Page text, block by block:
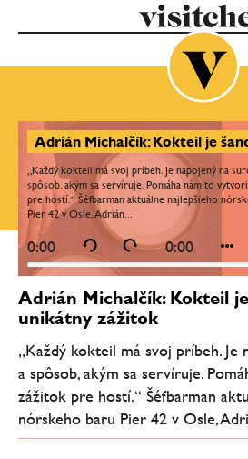
„Každý kokteil má svoj príbeh. Je napojený na
spôsob, akým sa servíruje. Pomáha nám to
pre hostí.“ Šéfbarman aktuálne najlepšieho
Pier 42 v Osle, Adrián...
0:00 0:00
Adrián Michalčík: Kokteil
unikátny zážitok
„Každý kokteil má svoj príbeh. Je
a spôsob, akým sa servíruje.
zážitok pre hostí.“ Šéfbarman
nórskeho baru Pier 42 v Osle,